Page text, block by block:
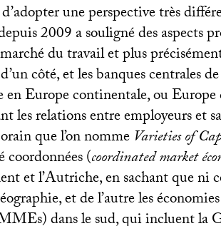
une perspective très
2009 a souligné des aspects
du travail et plus
côté, et les banques centrales
Europe continentale, ou Europe
les relations entre employeurs et
que l’on nomme Varieties of
coordonnées (coordinated market
et l’Autriche, en sachant que ni
et de l’autre les